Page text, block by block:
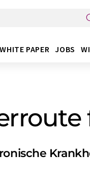
WHITE PAPER JOBS